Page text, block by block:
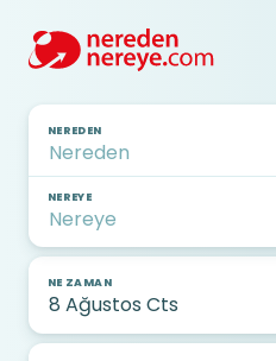
NEREDEN
NEREYE
NE ZAMAN